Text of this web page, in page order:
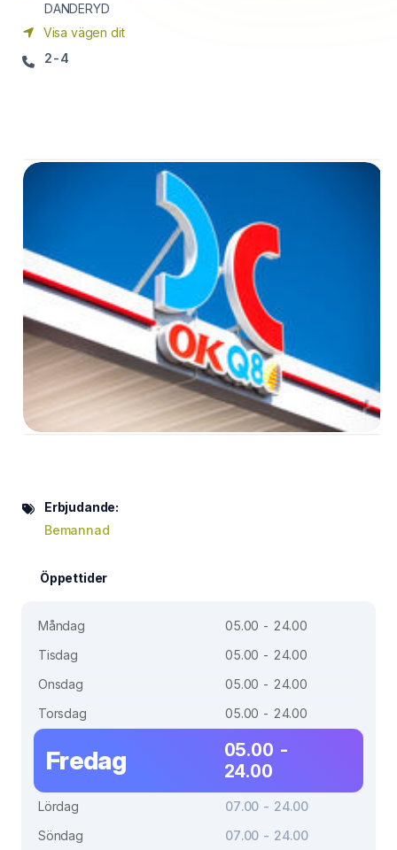
DANDERYD
Visa vägen dit
2-4
Erbjudande:
Bemannad
Öppettider
Måndag
05.00 - 24.00
Tisdag
05.00 - 24.00
Onsdag
05.00 - 24.00
Torsdag
05.00 - 24.00
Fredag
05.00 -
24.00
Lördag
07.00 - 24.00
Söndag
07.00 - 24.00